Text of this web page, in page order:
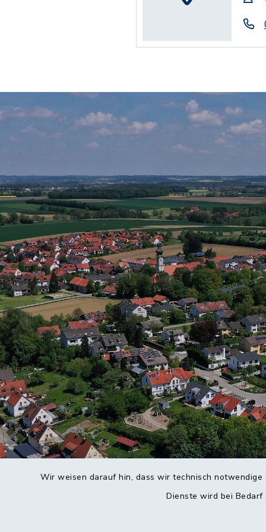
Wir weisen darauf hin, dass wir technisch
Dienste wird bei